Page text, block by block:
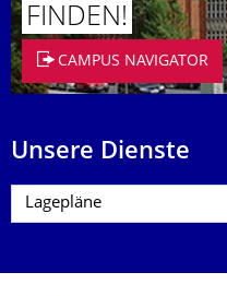
FINDEN!
CAMPUS NAVIGATOR
Unsere Dienste